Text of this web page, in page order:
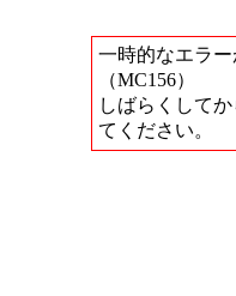
一時的なエラー
（MC156）
しばらくして
てください。